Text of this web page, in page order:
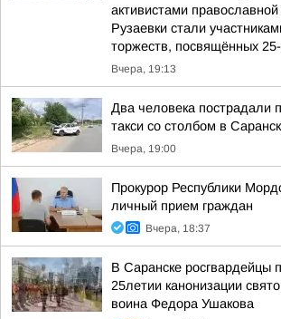
активистами
Рузаевки стали
торжеств, посвящённых
Вчера, 19:13
Два человека пострадали
такси со столбом в
Вчера, 19:00
Прокурор Республики
личный прием граждан
Вчера, 18:37
В Саранске росгвардейцы
25летии канонизации
воина Федора Ушакова